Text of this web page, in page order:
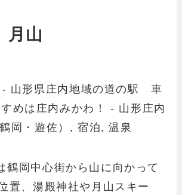
山
鶴岡中心街から山に向かって
置、湯殿神社や月山スキー